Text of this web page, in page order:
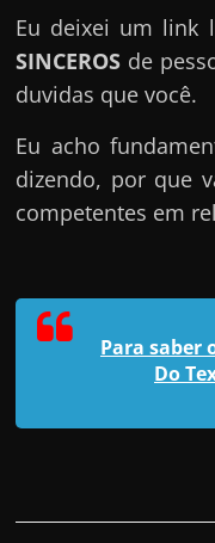
Eu deixei um link
SINCEROS de
duvidas que você.
Eu acho
dizendo, por que
competentes em
Para saber
Do